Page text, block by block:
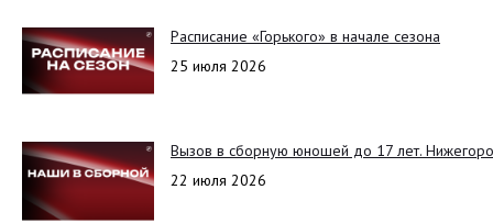
Расписание «Горького» в начале сезона
25 июля 2026
Вызов в сборную юношей до 17 лет.
22 июля 2026